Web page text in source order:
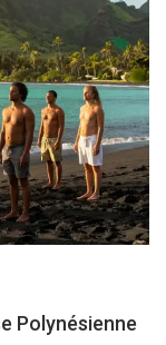
Polynésienne